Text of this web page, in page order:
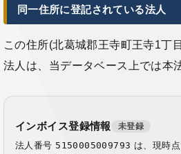
同一住所に登記されている法人
この住所(北葛城郡王寺町王寺1丁
法人は、当データベース上では本
インボイス登録情報 未登録
法人番号 5150005009793 は、現時